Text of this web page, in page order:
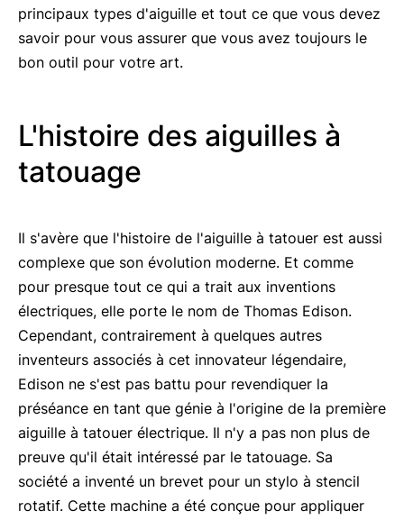
principaux types d'aiguille et tout ce que vous devez
savoir pour vous assurer que vous avez toujours le
bon outil pour votre art.
L'histoire des aiguilles à
tatouage
Il s'avère que l'histoire de l'aiguille à tatouer est aussi
complexe que son évolution moderne. Et comme
pour presque tout ce qui a trait aux inventions
électriques, elle porte le nom de Thomas Edison.
Cependant, contrairement à quelques autres
inventeurs associés à cet innovateur légendaire,
Edison ne s'est pas battu pour revendiquer la
préséance en tant que génie à l'origine de la première
aiguille à tatouer électrique. Il n'y a pas non plus de
preuve qu'il était intéressé par le tatouage. Sa
société a inventé un brevet pour un stylo à stencil
rotatif. Cette machine a été conçue pour appliquer